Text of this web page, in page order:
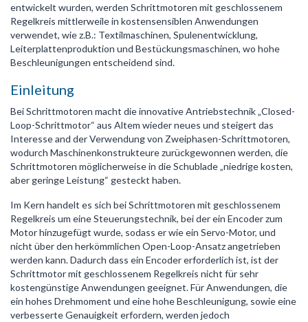
entwickelt wurden, werden Schrittmotoren mit geschlossenem
Regelkreis mittlerweile in kostensensiblen Anwendungen
verwendet, wie z.B.: Textilmaschinen, Spulenentwicklung,
Leiterplattenproduktion und Bestückungsmaschinen, wo hohe
Beschleunigungen entscheidend sind.
Einleitung
Bei Schrittmotoren macht die innovative Antriebstechnik „Closed-
Loop-Schrittmotor“ aus Altem wieder neues und steigert das
Interesse and der Verwendung von Zweiphasen-Schrittmotoren,
wodurch Maschinenkonstrukteure zurückgewonnen werden, die
Schrittmotoren möglicherweise in die Schublade „niedrige kosten,
aber geringe Leistung“ gesteckt haben.
Im Kern handelt es sich bei Schrittmotoren mit geschlossenem
Regelkreis um eine Steuerungstechnik, bei der ein Encoder zum
Motor hinzugefügt wurde, sodass er wie ein Servo-Motor, und
nicht über den herkömmlichen Open-Loop-Ansatz angetrieben
werden kann. Dadurch dass ein Encoder erforderlich ist, ist der
Schrittmotor mit geschlossenem Regelkreis nicht für sehr
kostengünstige Anwendungen geeignet. Für Anwendungen, die
ein hohes Drehmoment und eine hohe Beschleunigung, sowie eine
verbesserte Genauigkeit erfordern, werden jedoch